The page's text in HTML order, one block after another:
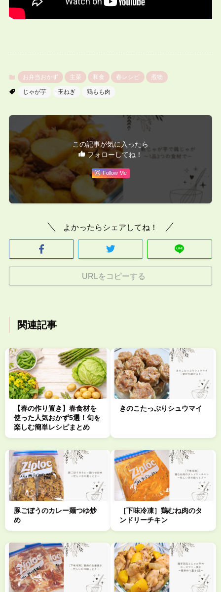
お弁当おかず 主菜 和食 春レシピ 煮物
じゃが芋 玉ねぎ 鶏もも肉
この記事が気に入ったら
フォローしてね！
Follow Me
よかったらシェアしてね！
URLをコピーする
関連記事
【春の作り置き】春食材を
使った人気おかず5選！旬を
楽しむ簡単レシピまとめ
きのこたっぷりシュウマイ
豚ごぼうのカレー麺つゆ炒
め
［下味冷凍］鶏むね肉のタ
ンドリーチキン